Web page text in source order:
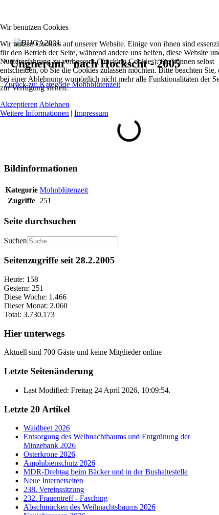
"Ungnerum" nach Hockscht - 2005
Zurück zu: Kategorie Mohnblütenzeit
Bildinformationen
Kategorie Mohnblütenzeit
Zugriffe 251
Seite durchsuchen
Suchen
Seitenzugriffe seit 28.2.2005
Heute: 158
Gestern: 251
Diese Woche: 1.466
Dieser Monat: 2.060
Total: 3.730.173
Hier unterwegs
Aktuell sind 700 Gäste und keine Mitglieder online
Letzte Seitenänderung
Last Modified: Freitag 24 April 2026, 10:09:54.
Letzte 20 Artikel
Waidbeet 2026
Entsorgung des Weihnachtbaums und Entgrünung der
Minzebank 2026
Osterkrone 2026
Amphibienschutz 2026
MDR-Drehtag beim Bäcker und in der Bushaltestelle
Neue Internetseiten
238. Vereinssitzung
232. Frauentreff - Fasching
Abschmücken des Weihnachtsbaums 2026
Wir benutzen Cookies
Wir nutzen Cookies auf unserer Website. Einige von ihnen sind
für den Betrieb der Seite, während andere uns helfen, diese Website
Nutzererfahrung zu verbessern (Tracking Cookies). Sie können selbst
entscheiden, ob Sie die Cookies zulassen möchten. Bitte beachten Sie,
bei einer Ablehnung womöglich nicht mehr alle Funktionalitäten der
zur Verfügung stehen.
Akzeptieren Ablehnen
Weitere Informationen | Impressum